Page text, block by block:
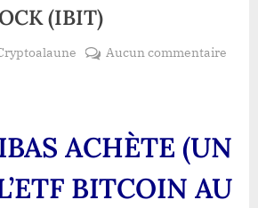
(IBIT)
Aucun commentairesur
PEU
ACHÈTE (UN
BITCOIN AU